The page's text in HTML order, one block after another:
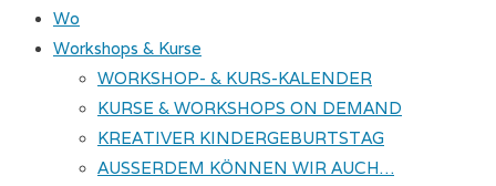
Wo
Workshops & Kurse
WORKSHOP- & KURS-KALENDER
KURSE & WORKSHOPS ON DEMAND
KREATIVER KINDERGEBURTSTAG
AUSSERDEM KÖNNEN WIR AUCH…